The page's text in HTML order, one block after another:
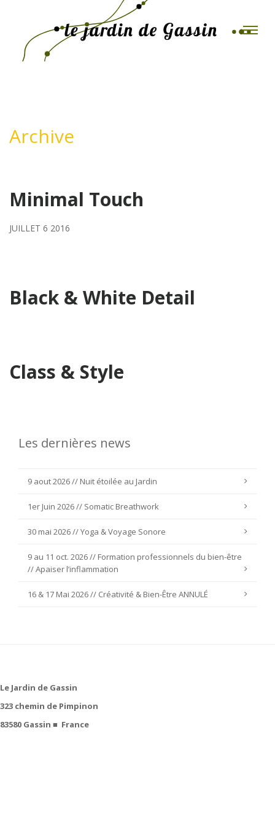
Archive
Minimal Touch
JUILLET 6 2016
Black & White Detail
Class & Style
Les dernières news
9 aout 2026 // Nuit étoilée au Jardin
1er Juin 2026 // Somatic Breathwork
30 mai 2026 // Yoga & Voyage Sonore
9 au 11 oct. 2026 // Formation professionnels du bien-être
// Apaiser l’inflammation
16 & 17 Mai 2026 // Créativité & Bien-Être ANNULÉ
Le Jardin de Gassin
323 chemin de Pimpinon
83580 Gassin ■ France